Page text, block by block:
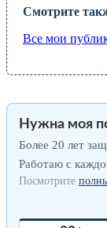
Смотрите
Все мои
Нужна моя
Более 20 лет
Работаю с
Посмотрите